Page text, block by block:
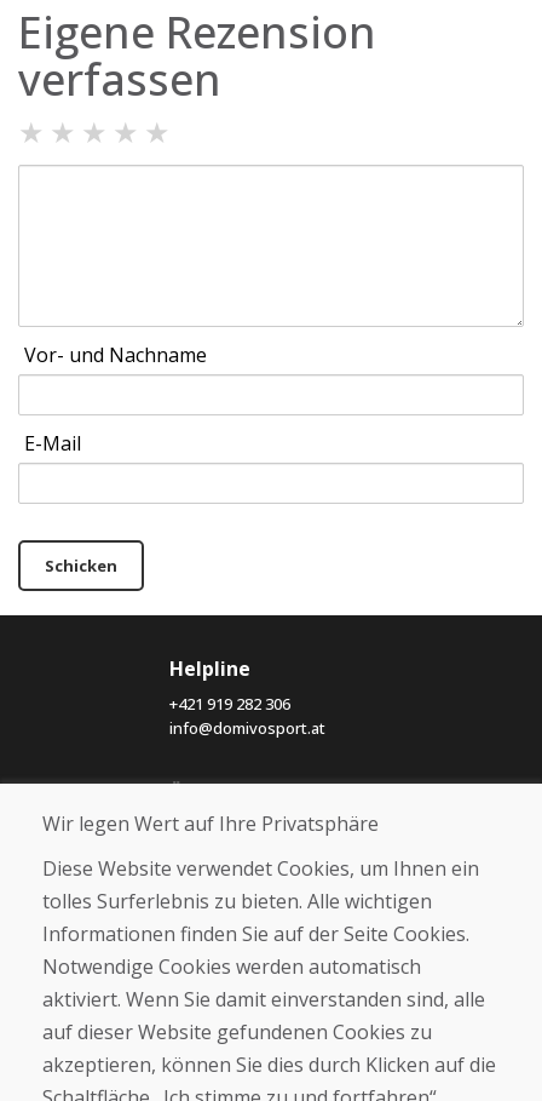
Eigene Rezension
verfassen
★ ★ ★ ★ ★
Vor- und Nachname
E-Mail
Schicken
Helpline
+421 919 282 306
info@domivosport.at
Über uns
Blog
Geschäft
Kontakt
Kaufen
E-Shop
Geschäftsbedingungen
Transport
Zahlung
Beschwerde
Wir legen Wert auf Ihre Privatsphäre
Diese Website verwendet Cookies, um Ihnen ein
tolles Surferlebnis zu bieten. Alle wichtigen
Informationen finden Sie auf der Seite Cookies.
Notwendige Cookies werden automatisch
aktiviert. Wenn Sie damit einverstanden sind, alle
auf dieser Website gefundenen Cookies zu
akzeptieren, können Sie dies durch Klicken auf die